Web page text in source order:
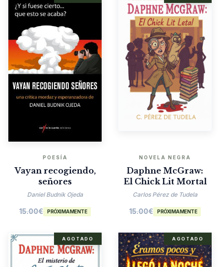
POESÍA
Vayan recogiendo,
señores
Daniel Budnik Ojeda
15.00€ PRÓXIMAMENTE
NOVELA NEGRA
Daphne McGraw:
El Chick Lit Mortal
Carlos Pérez de Tudela
15.00€ PRÓXIMAMENTE
AGOTADO AGOTADO